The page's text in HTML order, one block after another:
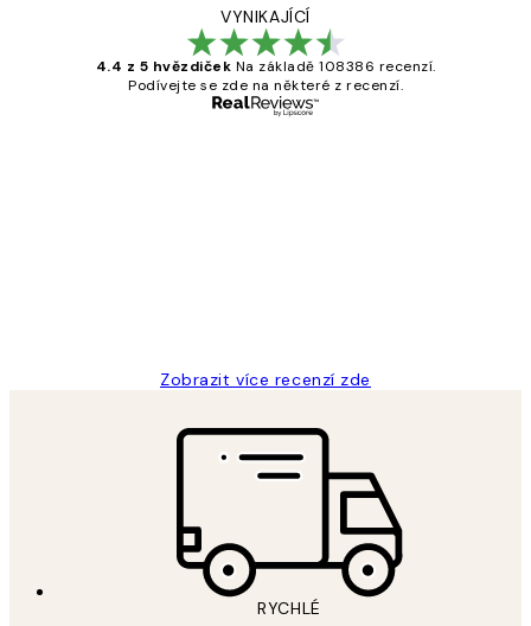
VYNIKAJÍCÍ
4.4 z 5 hvězdiček Na základě 108386 recenzí.
Podívejte se zde na některé z recenzí.
Zobrazit více recenzí zde
RYCHLÉ